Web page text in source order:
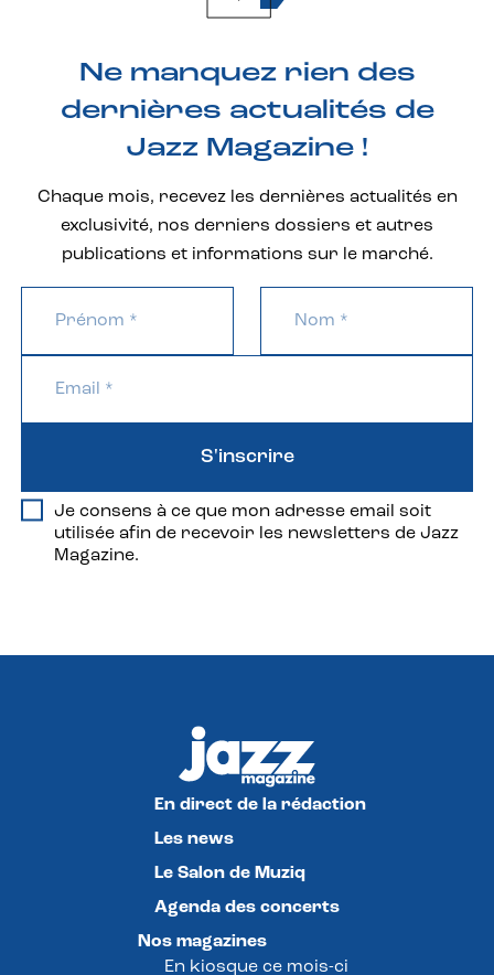
Ne manquez rien des
dernières actualités de
Jazz Magazine !
Chaque mois, recevez les dernières actualités en
exclusivité, nos derniers dossiers et autres
publications et informations sur le marché.
Je consens à ce que mon adresse email soit
utilisée afin de recevoir les newsletters de Jazz
Magazine.
S'inscrire
En direct de la rédaction
Les news
Le Salon de Muziq
Agenda des concerts
Nos magazines
En kiosque ce mois-ci